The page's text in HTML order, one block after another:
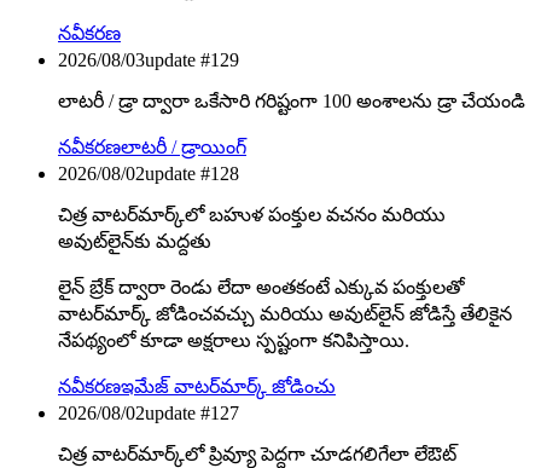
నవీకరణ
2026/08/03update #129
లాటరీ / డ్రా ద్వారా ఒకేసారి గరిష్టంగా 100 అంశాలను డ్రా చేయండి
నవీకరణలాటరీ / డ్రాయింగ్
2026/08/02update #128
చిత్ర వాటర్‌మార్క్‌లో బహుళ పంక్తుల వచనం మరియు
అవుట్‌లైన్‌కు మద్దతు
లైన్ బ్రేక్ ద్వారా రెండు లేదా అంతకంటే ఎక్కువ పంక్తులతో
వాటర్‌మార్క్ జోడించవచ్చు మరియు అవుట్‌లైన్ జోడిస్తే తేలికైన
నేపథ్యంలో కూడా అక్షరాలు స్పష్టంగా కనిపిస్తాయి.
నవీకరణఇమేజ్ వాటర్‌మార్క్ జోడించు
2026/08/02update #127
చిత్ర వాటర్‌మార్క్‌లో ప్రివ్యూ పెద్దగా చూడగలిగేలా లేఔట్